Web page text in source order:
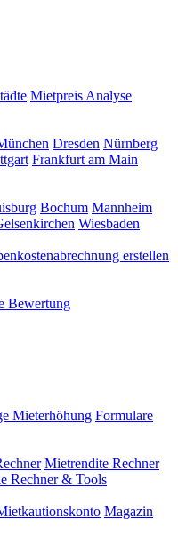
Mietpreis Analyse
Dresden Nürnberg
Frankfurt am Main
Bochum Mannheim
Wiesbaden
erstellen
Bewertung
Mieterhöhung Formulare
Mietrendite Rechner
Rechner & Tools
Magazin